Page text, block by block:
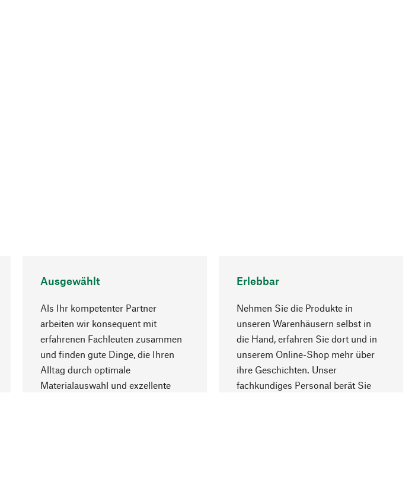
Ausgewählt
Als Ihr kompetenter Partner
arbeiten wir konsequent mit
erfahrenen Fachleuten zusammen
und finden gute Dinge, die Ihren
Alltag durch optimale
Materialauswahl und exzellente
Erlebbar
Nehmen Sie die Produkte in
unseren Warenhäusern selbst in
die Hand, erfahren Sie dort und in
unserem Online-Shop mehr über
ihre Geschichten. Unser
fachkundiges Personal berät Sie